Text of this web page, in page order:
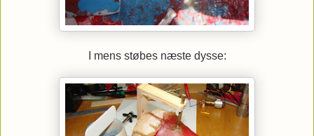
I mens støbes næste dysse: